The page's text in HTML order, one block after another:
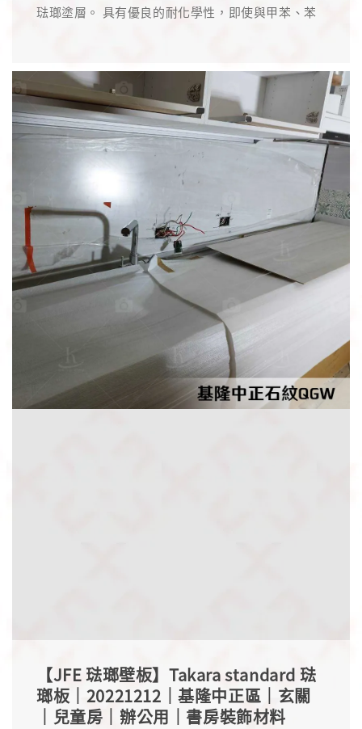
琺瑯塗層。 具有優良的耐化學性，即使與甲苯、苯
【JFE 琺瑯壁板】Takara standard 琺
瑯板｜20221212｜基隆中正區｜玄關
｜兒童房｜辦公用｜書房裝飾材料